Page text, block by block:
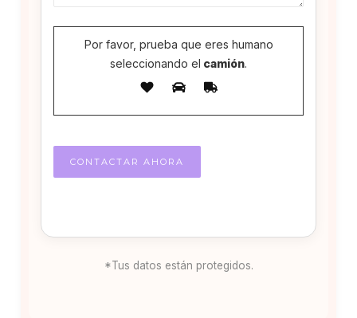
Por favor, prueba que eres humano
seleccionando el camión.
*Tus datos están protegidos.